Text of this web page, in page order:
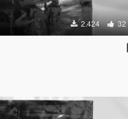
2.424 32